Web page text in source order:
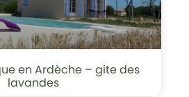
en Ardèche – gite des
lavandes